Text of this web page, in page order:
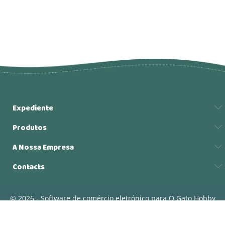
Expediente
Produtos
A Nossa Empresa
Contacts
© 2026 - Software de comércio eletrónico para O Gato Hobby